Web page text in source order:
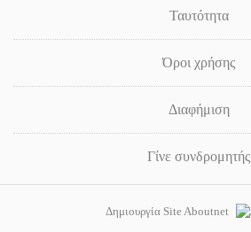
Ταυτότητα
Όροι χρήσης
Διαφήμιση
Γίνε συνδρομητής
Δημιουργία Site Aboutnet